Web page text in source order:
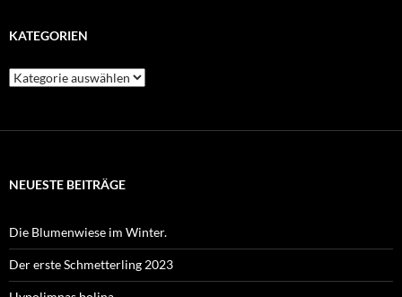
KATEGORIEN
Kategorien
NEUESTE BEITRÄGE
Die Blumenwiese im Winter.
Der erste Schmetterling 2023